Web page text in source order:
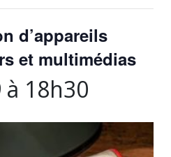
d’appareils
et multimédias
18h30